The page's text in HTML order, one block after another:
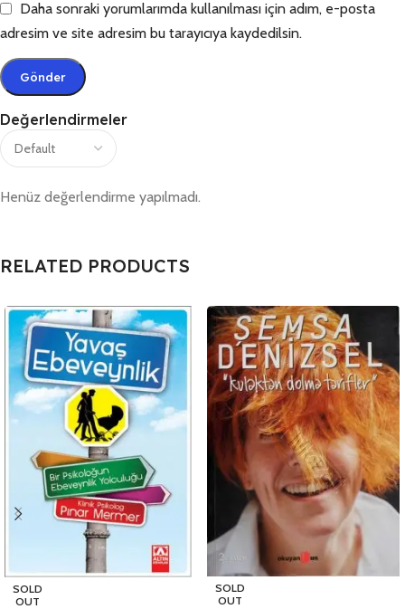
Değerlendirmeler
Henüz değerlendirme yapılmadı.
Daha sonraki yorumlarımda kullanılması için adım, e-posta
adresim ve site adresim bu tarayıcıya kaydedilsin.
RELATED PRODUCTS
SOLD
OUT
SOLD
OUT